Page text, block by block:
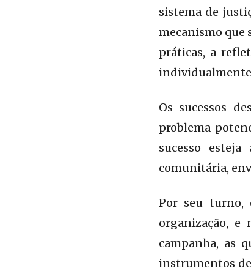
sistema de
mecanismo que
práticas, a
Os sucessos
problema
sucesso
comunitária,
Por seu turno,
organização, e
campanha, as
instrumentos